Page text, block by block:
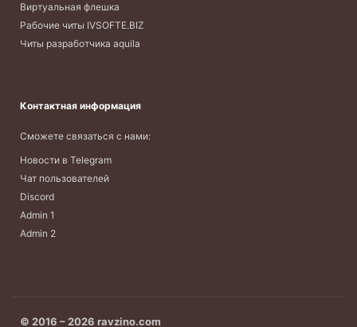
Виртуальная флешка
Рабочие читы IVSOFTE.BIZ
Читы разработчика aquila
Контактная информация
Сможете связаться с нами:
Новости в Telegram
Чат пользователей
Discord
Admin 1
Admin 2
© 2016 – 2026 ravzino.com